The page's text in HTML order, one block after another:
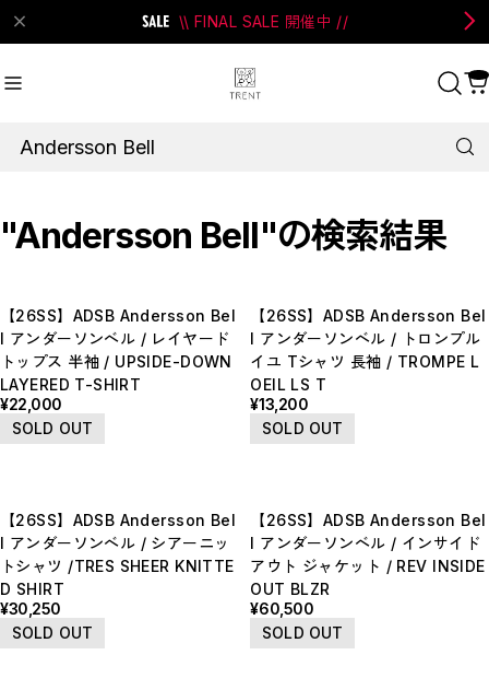
\\ FINAL SALE 開催中 //
Bell #Perks And Mini
#SALE #SAN SAN GEAR
#POOLDE
#PRANK PROJECT
Category商品カテゴリ
SALE / セール
A
B
D
F
G
H
"Andersson Bell"の検索結果
【26SS】ADSB Andersson Bel
l アンダーソンベル / レイヤード
トップス 半袖 / UPSIDE-DOWN
LAYERED T-SHIRT
¥22,000
SOLD OUT
【26SS】ADSB Andersson Bel
l アンダーソンベル / トロンプル
イユ Tシャツ 長袖 / TROMPE L
OEIL LS T
¥13,200
SOLD OUT
【26SS】ADSB Andersson Bel
l アンダーソンベル / シアーニッ
トシャツ /TRES SHEER KNITTE
D SHIRT
¥30,250
SOLD OUT
【26SS】ADSB Andersson Bel
l アンダーソンベル / インサイド
アウト ジャケット / REV INSIDE
OUT BLZR
¥60,500
SOLD OUT